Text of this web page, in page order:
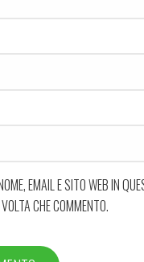
EMAIL E SITO WEB IN
CHE COMMENTO.